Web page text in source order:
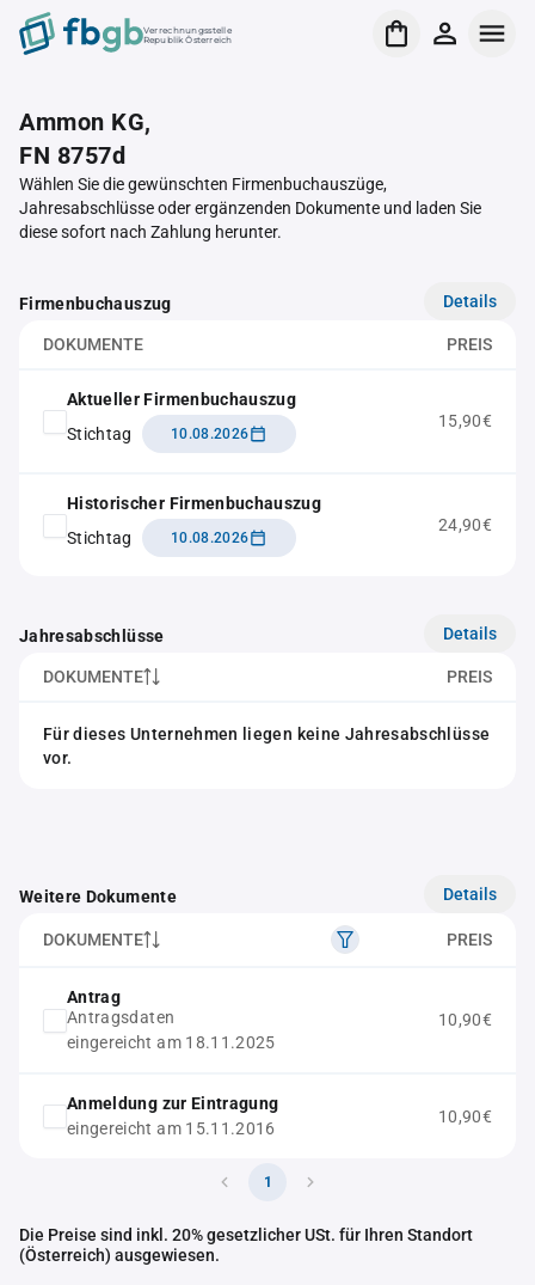
Verrechnungsstelle
Republik Österreich
Ammon KG,
FN 8757d
Wählen Sie die gewünschten Firmenbuchauszüge,
Jahresabschlüsse oder ergänzenden Dokumente und laden Sie
diese sofort nach Zahlung herunter.
Firmenbuchauszug Details
DOKUMENTE PREIS
Aktueller Firmenbuchauszug
Stichtag
10.08.2026
15,90€
Historischer Firmenbuchauszug
Stichtag
10.08.2026
24,90€
Jahresabschlüsse Details
DOKUMENTE PREIS
Für dieses Unternehmen liegen keine Jahresabschlüsse
vor.
Weitere Dokumente Details
DOKUMENTE PREIS
Antrag
Antragsdaten
eingereicht am 18.11.2025
10,90€
Anmeldung zur Eintragung
eingereicht am 15.11.2016
10,90€
1
Die Preise sind inkl. 20% gesetzlicher USt. für Ihren Standort
(Österreich) ausgewiesen.